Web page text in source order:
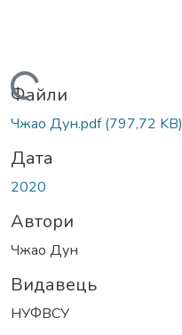
Файли
Чжао Дун.pdf(797,72 KB)
Дата
2020
Автори
Чжао Дун
Видавець
НУФВСУ